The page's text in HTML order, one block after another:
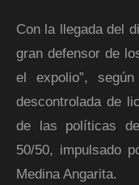
Con la llegada del
gran defensor de
el expolio”,
descontrolada de
de las políticas
50/50, impulsado
Medina Angarita.